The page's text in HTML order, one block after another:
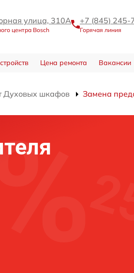
улица, 310А
центра Bosch
+7 (845) 245-
Горячая линия
Цена ремонта Вакансии
Духовых шкафов Замена